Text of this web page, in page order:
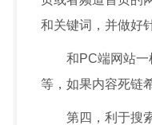
和关键词，并做好
和PC端网站
等，如果内容死链
第四，利于搜